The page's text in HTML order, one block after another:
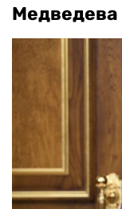
Медведева